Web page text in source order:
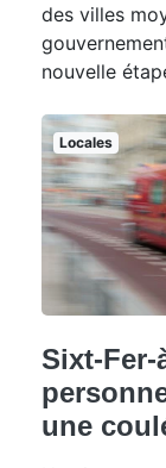
des villes
nouvelle
Locales
Sixt-Fer-
une